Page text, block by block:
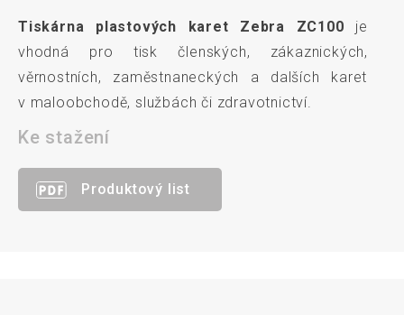
Tiskárna plastových karet Zebra ZC100 je
vhodná pro tisk členských, zákaznických,
věrnostních, zaměstnaneckých a dalších karet
v maloobchodě, službách či zdravotnictví.
Ke stažení
Produktový list